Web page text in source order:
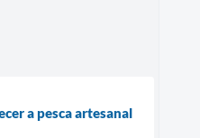
a pesca artesanal